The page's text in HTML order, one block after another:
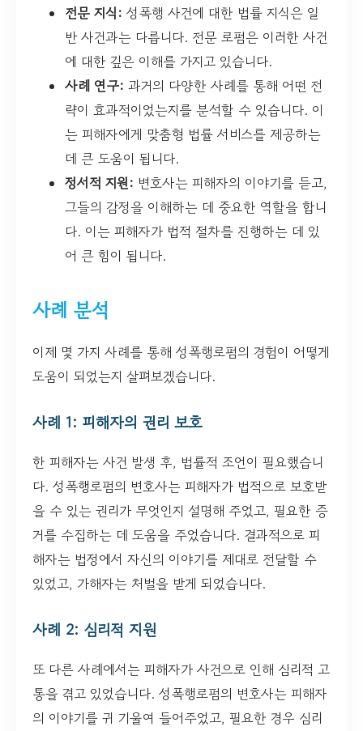
전문 지식: 성폭행 사건에 대한 법률 지식은 일
반 사건과는 다릅니다. 전문 로펌은 이러한 사건
에 대한 깊은 이해를 가지고 있습니다.
사례 연구: 과거의 다양한 사례를 통해 어떤 전
략이 효과적이었는지를 분석할 수 있습니다. 이
는 피해자에게 맞춤형 법률 서비스를 제공하는
데 큰 도움이 됩니다.
정서적 지원: 변호사는 피해자의 이야기를 듣고,
그들의 감정을 이해하는 데 중요한 역할을 합니
다. 이는 피해자가 법적 절차를 진행하는 데 있
어 큰 힘이 됩니다.
사례 분석
이제 몇 가지 사례를 통해 성폭행로펌의 경험이 어떻게
도움이 되었는지 살펴보겠습니다.
사례 1: 피해자의 권리 보호
한 피해자는 사건 발생 후, 법률적 조언이 필요했습니
다. 성폭행로펌의 변호사는 피해자가 법적으로 보호받
을 수 있는 권리가 무엇인지 설명해 주었고, 필요한 증
거를 수집하는 데 도움을 주었습니다. 결과적으로 피
해자는 법정에서 자신의 이야기를 제대로 전달할 수
있었고, 가해자는 처벌을 받게 되었습니다.
사례 2: 심리적 지원
또 다른 사례에서는 피해자가 사건으로 인해 심리적 고
통을 겪고 있었습니다. 성폭행로펌의 변호사는 피해자
의 이야기를 귀 기울여 들어주었고, 필요한 경우 심리